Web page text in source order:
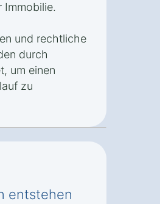
Immobilie.
und rechtliche
durch
um einen
zu
entstehen